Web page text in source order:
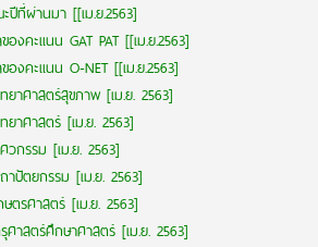
ที่ผ่านมา [[เม.ย.2563]
งคะแนน GAT PAT [[เม.ย.2563]
งคะแนน O-NET [[เม.ย.2563]
าศาสตร์สุขภาพ [เม.ย. 2563]
าศาสตร์ [เม.ย. 2563]
กรรม [เม.ย. 2563]
ปัตยกรรม [เม.ย. 2563]
ตรศาสตร์ [เม.ย. 2563]
าสตร์ศึกษาศาสตร์ [เม.ย. 2563]